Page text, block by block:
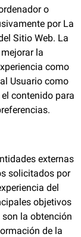
o
por La
Sitio Web. La
la
como
Usuario como
contenido para
externas
solicitados por
del
objetivos
la obtención
de la